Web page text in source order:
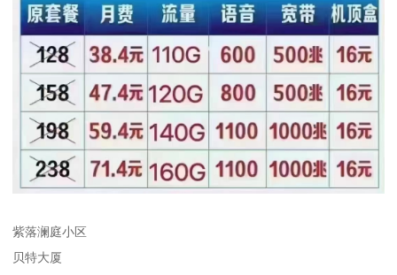
紫落澜庭小区
贝特大厦